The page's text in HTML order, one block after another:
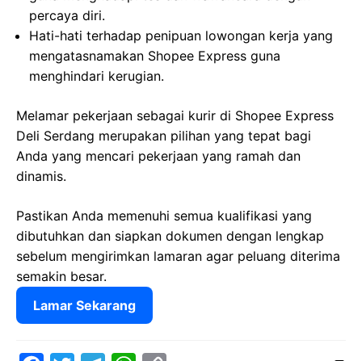
percaya diri.
Hati-hati terhadap penipuan lowongan kerja yang
mengatasnamakan Shopee Express guna
menghindari kerugian.
Melamar pekerjaan sebagai kurir di Shopee Express
Deli Serdang merupakan pilihan yang tepat bagi
Anda yang mencari pekerjaan yang ramah dan
dinamis.
Pastikan Anda memenuhi semua kualifikasi yang
dibutuhkan dan siapkan dokumen dengan lengkap
sebelum mengirimkan lamaran agar peluang diterima
semakin besar.
Lamar Sekarang